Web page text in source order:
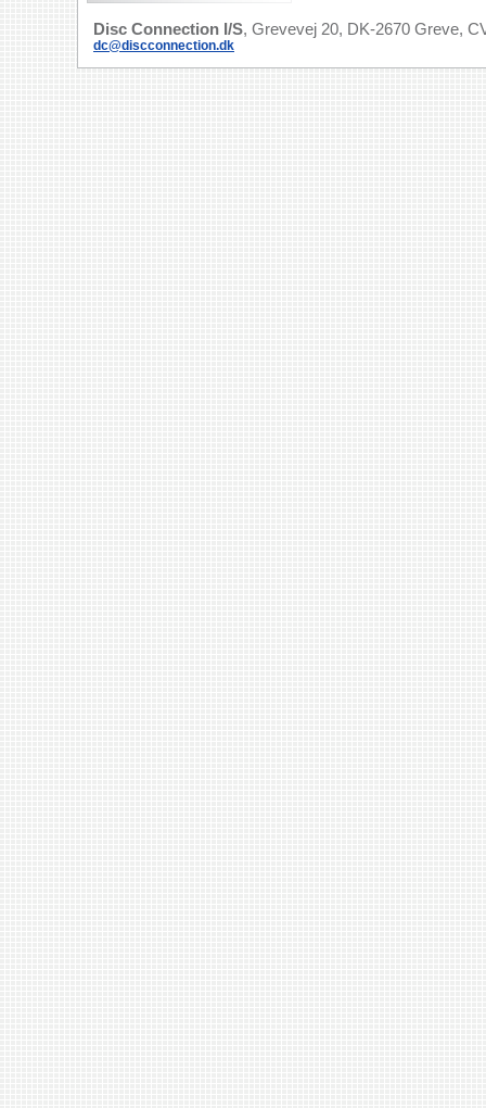
Disc Connection I/S, Grevevej 20, DK-2670 Greve,
dc@discconnection.dk